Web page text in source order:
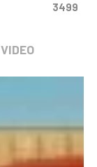
3499
VIDEO